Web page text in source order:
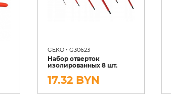
GEKO• G30623
Набор отверток
изолированных 8 шт.
17.32 BYN